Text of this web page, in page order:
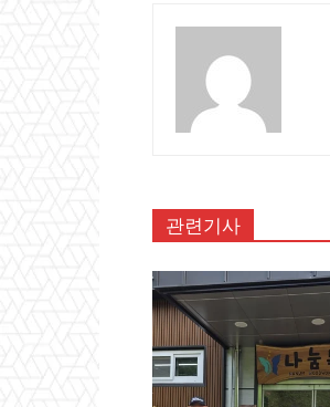
관련기사